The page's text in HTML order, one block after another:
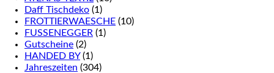
Daff Tischdeko (1)
FROTTIERWAESCHE (10)
FUSSENEGGER (1)
Gutscheine (2)
HANDED BY (1)
Jahreszeiten (304)